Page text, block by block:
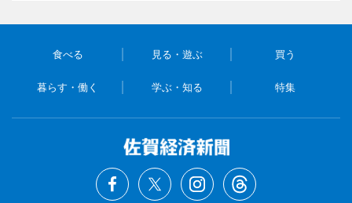
食べる 見る・遊ぶ 買う
暮らす・働く 学ぶ・知る 特集